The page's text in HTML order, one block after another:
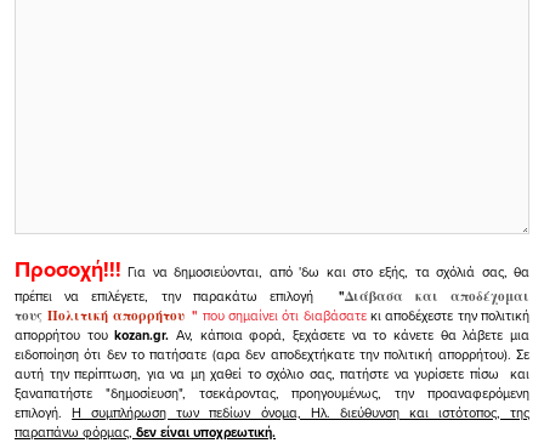
Προσοχή!!! Για να δημοσιεύονται, από 'δω και στο εξής, τα σχόλιά σας, θα
πρέπει να επιλέγετε, την παρακάτω επιλογή
"Διάβασα και αποδέχομαι
τουςΠολιτική απορρήτου" που σημαίνει ότι διαβάσατεκι αποδέχεστε την πολιτική
απορρήτου τουkozan.gr. Αν, κάποια φορά, ξεχάσετε να το κάνετε θα λάβετε μια
ειδοποίηση ότι δεν το πατήσατε (αρα δεν αποδεχτήκατε την πολιτική απορρήτου). Σε
αυτή την περίπτωση, για να μη χαθεί το σχόλιο σας, πατήστε να γυρίσετε πίσω και
ξαναπατήστε "δημοσίευση", τσεκάροντας, προηγουμένως, την προαναφερόμενη
επιλογή.Η συμπλήρωση των πεδίων όνομα, Ηλ. διεύθυνση και ιστότοπος, της
παραπάνω φόρμας, δεν είναι υποχρεωτική.